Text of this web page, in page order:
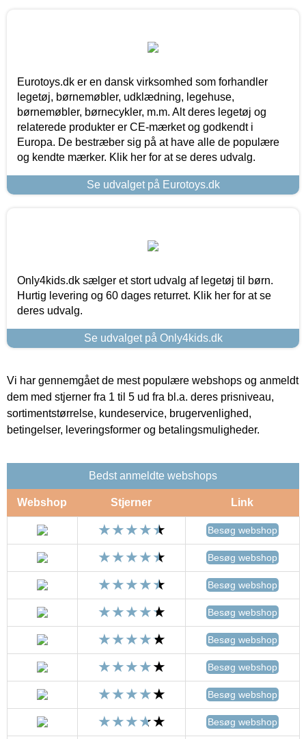
Eurotoys.dk er en dansk virksomhed som forhandler
legetøj, børnemøbler, udklædning, legehuse,
børnemøbler, børnecykler, m.m. Alt deres legetøj og
relaterede produkter er CE-mærket og godkendt i
Europa. De bestræber sig på at have alle de populære
og kendte mærker. Klik her for at se deres udvalg.
Se udvalget på Eurotoys.dk
Only4kids.dk sælger et stort udvalg af legetøj til børn.
Hurtig levering og 60 dages returret. Klik her for at se
deres udvalg.
Se udvalget på Only4kids.dk
Vi har gennemgået de mest populære webshops og anmeldt
dem med stjerner fra 1 til 5 ud fra bl.a. deres prisniveau,
sortimentstørrelse, kundeservice, brugervenlighed,
betingelser, leveringsformer og betalingsmuligheder.
Bedst anmeldte webshops
Webshop Stjerner Link
Besøg webshop
Besøg webshop
Besøg webshop
Besøg webshop
Besøg webshop
Besøg webshop
Besøg webshop
Besøg webshop